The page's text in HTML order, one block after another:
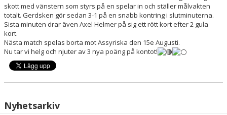
skott med vänstern som styrs på en spelar in och ställer målvakten
totalt. Gerdsken gör sedan 3-1 på en snabb kontring i slutminuterna.
Sista minuten drar även Axel Helmer på sig ett rött kort efter 2 gula
kort.
Nästa match spelas borta mot Assyriska den 15e Augusti.
Nu tar vi helg och njuter av 3 nya poäng på kontot!
Nyhetsarkiv